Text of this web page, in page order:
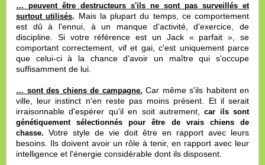
… peuvent être destructeurs s'ils ne sont pas surveillés et
surtout utilisés. Mais la plupart du temps, ce comportement
est dû à l'ennui, à un manque d'activité, d'exercice, de
discipline. Si votre référence est un Jack « parfait », se
comportant correctement, vif et gai, c'est uniquement parce
que celui-ci à la chance d'avoir un maître qui s'occupe
suffisamment de lui.
… sont des chiens de campagne. Car même s'ils habitent en
ville, leur instinct n'en reste pas moins présent. Et il serait
irraisonnable d'espérer qu'il en soit autrement,car ils sont
génétiquement sélectionnés pour être de vrais chiens de
chasse. Votre style de vie doit être en rapport avec leurs
besoins. Ils doivent avoir un rôle à tenir, en rapport avec leur
intelligence et l'énergie considérable dont ils disposent.